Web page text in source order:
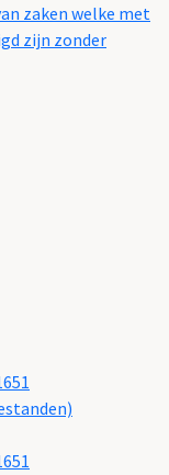
zaken welke met
zijn zonder